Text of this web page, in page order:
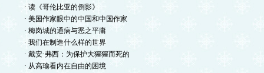
· 读《哥伦比亚的倒影》
· 美国作家眼中的中国和中国作家
· 梅岗城的通病与恶之平庸
· 我们在制造什么样的世界
· 戴安·弗西：为保护大猩猩而死的
· 从高瑜看内在自由的困境